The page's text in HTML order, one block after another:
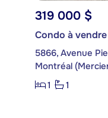
319 000 $
Condo à vendre
5866, Avenue
Montréal
1
1